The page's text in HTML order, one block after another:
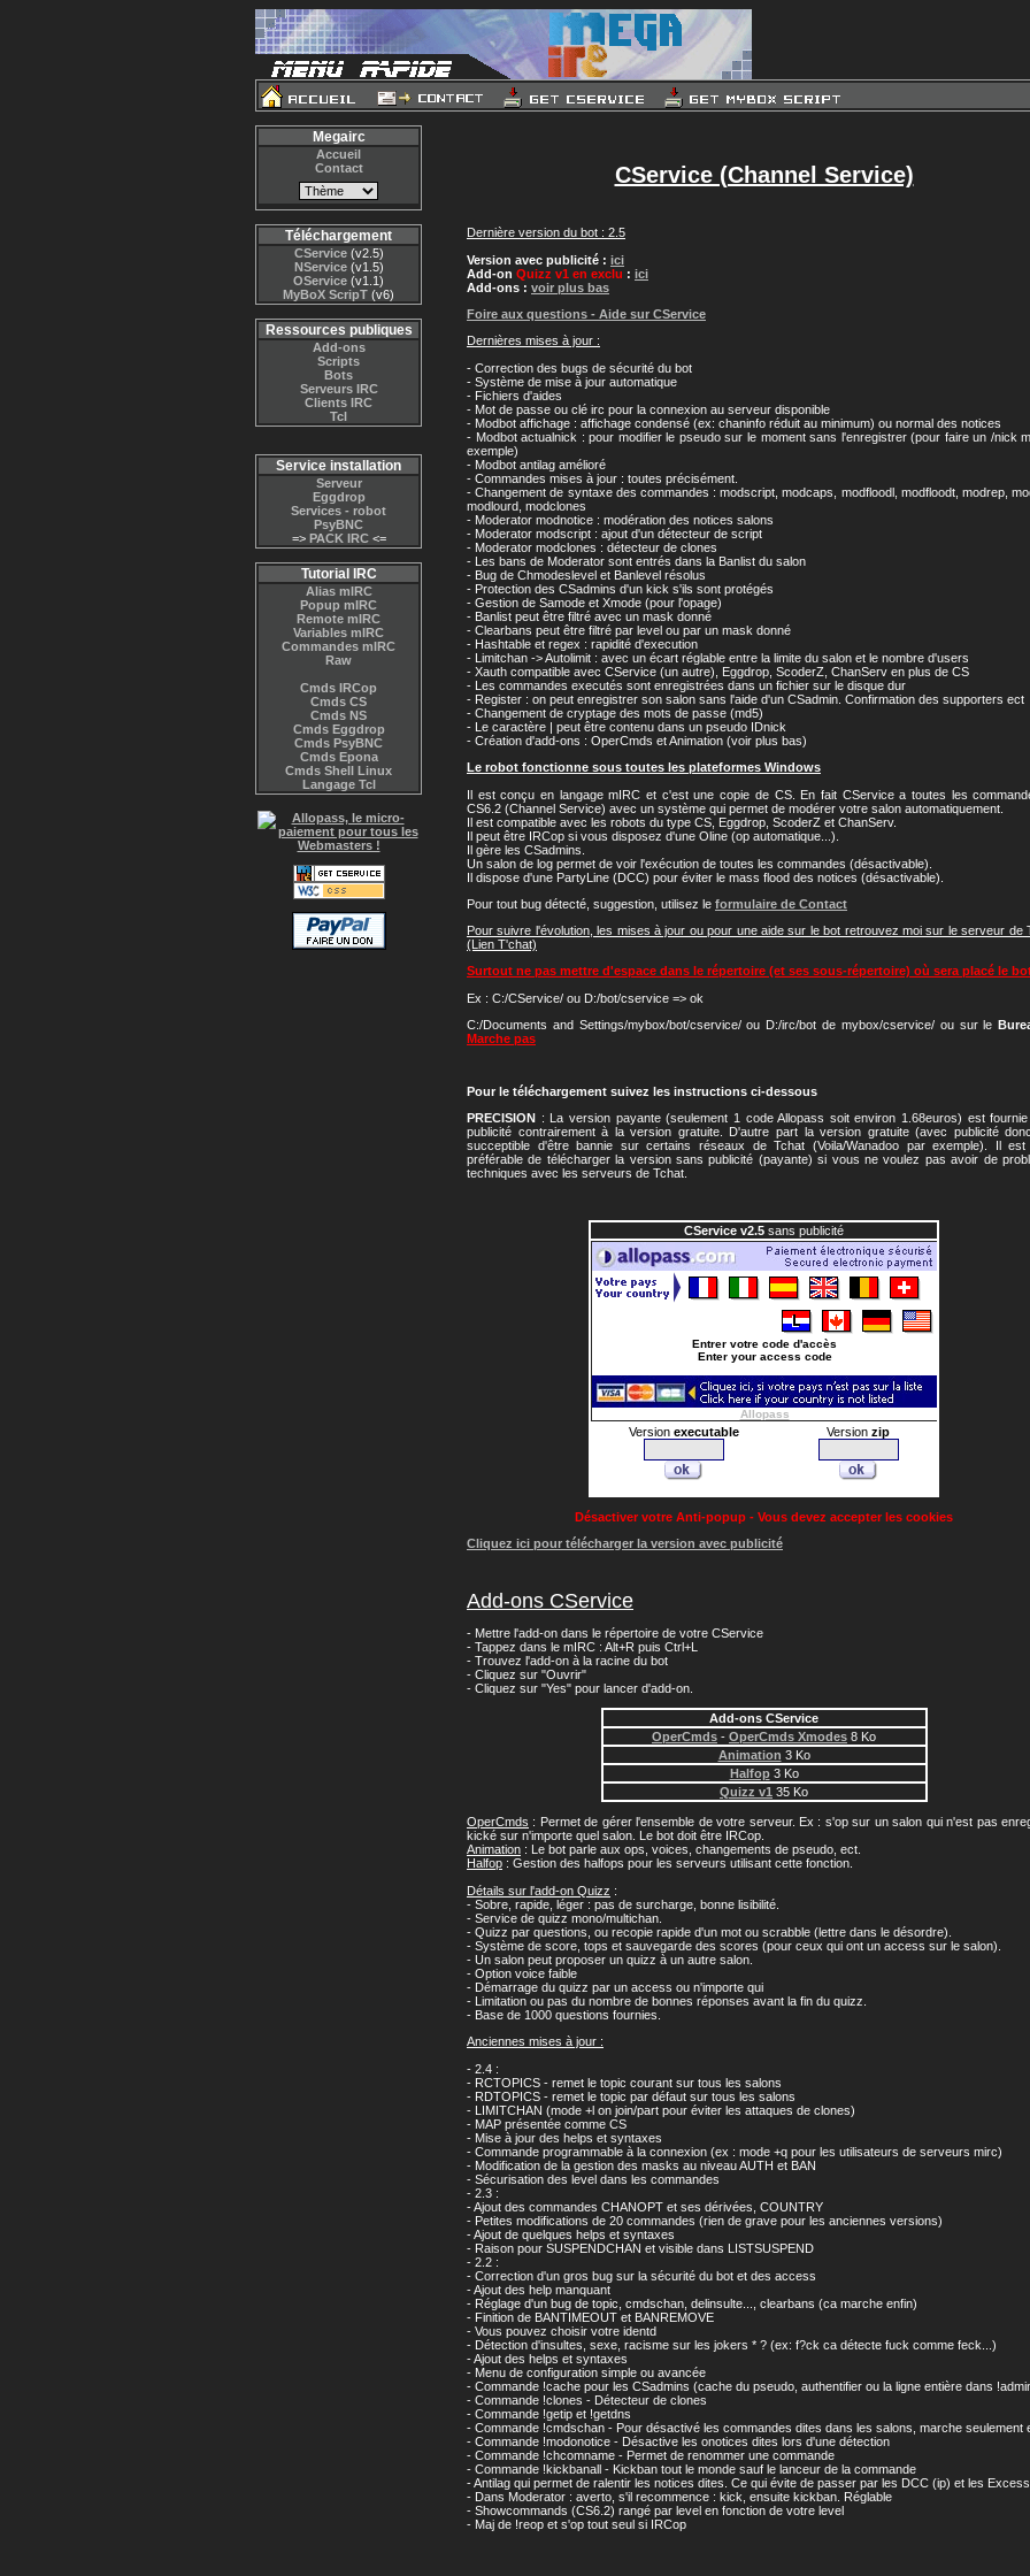
Megairc
Accueil
Contact
Téléchargement
CService(v2.5)
NService(v1.5)
OService (v1.1)
MyBoX ScripT (v6)
Ressources publiques
Add-ons
Scripts
Bots
Serveurs IRC
Clients IRC
Tcl
Service installation
Serveur
Eggdrop
Services - robot
PsyBNC
=> PACK IRC<=
Tutorial IRC
Alias mIRC
Popup mIRC
Remote mIRC
Variables mIRC
Commandes mIRC
Raw
Cmds IRCop
Cmds CS
Cmds NS
Cmds Eggdrop
Cmds PsyBNC
Cmds Epona
Cmds Shell Linux
Langage Tcl
CService (Channel Service)
Dernière version du bot : 2.5
Version avec publicité : ici
Add-on Quizz v1 en exclu : ici
Add-ons : voir plus bas
Foire aux questions - Aide sur CService
Dernières mises à jour :
- Correction des bugs de sécurité du bot
- Système de mise à jour automatique
- Fichiers d'aides
- Mot de passe ou clé irc pour la connexion au serveur disponible
- Modbot affichage : affichage condensé (ex: chaninfo réduit au minimum) ou normal des notices
- Modbot actualnick : pour modifier le pseudo sur le moment sans l'enregistrer (pour faire un /nick
exemple)
- Modbot antilag amélioré
- Commandes mises à jour : toutes précisément.
- Changement de syntaxe des commandes : modscript, modcaps, modfloodl, modfloodt, modrep,
modlourd, modclones
- Moderator modnotice : modération des notices salons
- Moderator modscript : ajout d'un détecteur de script
- Moderator modclones : détecteur de clones
- Les bans de Moderator sont entrés dans la Banlist du salon
- Bug de Chmodeslevel et Banlevel résolus
- Protection des CSadmins d'un kick s'ils sont protégés
- Gestion de Samode et Xmode (pour l'opage)
- Banlist peut être filtré avec un mask donné
- Clearbans peut être filtré par level ou par un mask donné
- Hashtable et regex : rapidité d'execution
- Limitchan -> Autolimit : avec un écart réglable entre la limite du salon et le nombre d'users
- Xauth compatible avec CService (un autre), Eggdrop, ScoderZ, ChanServ en plus de CS
- Les commandes executés sont enregistrées dans un fichier sur le disque dur
- Register : on peut enregistrer son salon sans l'aide d'un CSadmin. Confirmation des supporters ect
- Changement de cryptage des mots de passe (md5)
- Le caractère | peut être contenu dans un pseudo IDnick
- Création d'add-ons : OperCmds et Animation (voir plus bas)
Le robot fonctionne sous toutes les plateformes Windows
Il est conçu en langage mIRC et c'est une copie de CS. En fait CService a toutes les
CS6.2 (Channel Service) avec un système qui permet de modérer votre salon automatiquement.
Il est compatible avec les robots du type CS, Eggdrop, ScoderZ et ChanServ.
Il peut être IRCop si vous disposez d'une Oline (op automatique...).
Il gère les CSadmins.
Un salon de log permet de voir l'exécution de toutes les commandes (désactivable).
Il dispose d'une PartyLine (DCC) pour éviter le mass flood des notices (désactivable).
Pour tout bug détecté, suggestion, utilisez le formulaire de Contact
Pour suivre l'évolution, les mises à jour ou pour une aide sur le bot retrouvez moi sur le serveur de
(Lien T'chat)
Surtout ne pas mettre d'espace dans le répertoire (et ses sous-répertoire) où sera placé le
Ex : C:/CService/ ou D:/bot/cservice => ok
C:/Documents and Settings/mybox/bot/cservice/ ou D:/irc/bot de mybox/cservice/ ou sur le
Marche pas
Pour le téléchargement suivez les instructions ci-dessous
PRECISION : La version payante (seulement 1 code Allopass soit environ 1.68euros) est
publicité contrairement à la version gratuite. D'autre part la version gratuite (avec publicité
succeptible d'être bannie sur certains réseaux de Tchat (Voila/Wanadoo par exemple). Il est
préférable de télécharger la version sans publicité (payante) si vous ne voulez pas avoir de
techniques avec les serveurs de Tchat.
CService v2.5 sans publicité
Entrer votre code d'accès
Enter your access code
Allopass
Version executable Version zip
Désactiver votre Anti-popup - Vous devez accepter les cookies
Cliquez ici pour télécharger la version avec publicité
Add-ons CService
- Mettre l'add-on dans le répertoire de votre CService
- Tappez dans le mIRC : Alt+R puis Ctrl+L
- Trouvez l'add-on à la racine du bot
- Cliquez sur "Ouvrir"
- Cliquez sur "Yes" pour lancer d'add-on.
Add-ons CService
OperCmds - OperCmds Xmodes 8 Ko
Animation 3 Ko
Halfop3 Ko
Quizz v1 35 Ko
OperCmds : Permet de gérer l'ensemble de votre serveur. Ex : s'op sur un salon qui n'est pas
kické sur n'importe quel salon. Le bot doit être IRCop.
Animation : Le bot parle aux ops, voices, changements de pseudo, ect.
Halfop : Gestion des halfops pour les serveurs utilisant cette fonction.
Détails sur l'add-on Quizz :
- Sobre, rapide, léger : pas de surcharge, bonne lisibilité.
- Service de quizz mono/multichan.
- Quizz par questions, ou recopie rapide d'un mot ou scrabble (lettre dans le désordre).
- Système de score, tops et sauvegarde des scores (pour ceux qui ont un access sur le salon).
- Un salon peut proposer un quizz à un autre salon.
- Option voice faible
- Démarrage du quizz par un access ou n'importe qui
- Limitation ou pas du nombre de bonnes réponses avant la fin du quizz.
- Base de 1000 questions fournies.
Anciennes mises à jour :
- 2.4 :
- RCTOPICS - remet le topic courant sur tous les salons
- RDTOPICS - remet le topic par défaut sur tous les salons
- LIMITCHAN (mode +l on join/part pour éviter les attaques de clones)
- MAP présentée comme CS
- Mise à jour des helps et syntaxes
- Commande programmable à la connexion (ex : mode +q pour les utilisateurs de serveurs mirc)
- Modification de la gestion des masks au niveau AUTH et BAN
- Sécurisation des level dans les commandes
- 2.3 :
- Ajout des commandes CHANOPT et ses dérivées, COUNTRY
- Petites modifications de 20 commandes (rien de grave pour les anciennes versions)
- Ajout de quelques helps et syntaxes
- Raison pour SUSPENDCHAN et visible dans LISTSUSPEND
- 2.2 :
- Correction d'un gros bug sur la sécurité du bot et des access
- Ajout des help manquant
- Réglage d'un bug de topic, cmdschan, delinsulte..., clearbans (ca marche enfin)
- Finition de BANTIMEOUT et BANREMOVE
- Vous pouvez choisir votre identd
- Détection d'insultes, sexe, racisme sur les jokers * ? (ex: f?ck ca détecte fuck comme feck...)
- Ajout des helps et syntaxes
- Menu de configuration simple ou avancée
- Commande !cache pour les CSadmins (cache du pseudo, authentifier ou la ligne entière dans
- Commande !clones - Détecteur de clones
- Commande !getip et !getdns
- Commande !cmdschan - Pour désactivé les commandes dites dans les salons, marche seulement
- Commande !modonotice - Désactive les onotices dites lors d'une détection
- Commande !chcomname - Permet de renommer une commande
- Commande !kickbanall - Kickban tout le monde sauf le lanceur de la commande
- Antilag qui permet de ralentir les notices dites. Ce qui évite de passer par les DCC (ip) et les
- Dans Moderator : averto, s'il recommence : kick, ensuite kickban. Réglable
- Showcommands (CS6.2) rangé par level en fonction de votre level
- Maj de !reop et s'op tout seul si IRCop